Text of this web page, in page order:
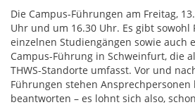
Die Campus-Führungen am Freitag,
Uhr und um 16.30 Uhr. Es gibt sowohl
einzelnen Studiengängen sowie auch
Campus-Führung in Schweinfurt, die
THWS-Standorte umfasst. Vor und
Führungen stehen Ansprechpersonen
beantworten – es lohnt sich also,